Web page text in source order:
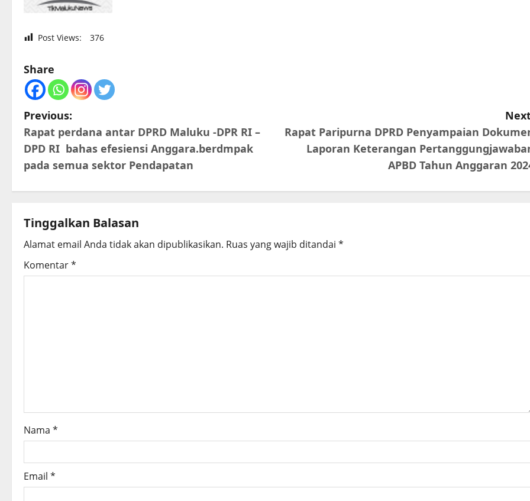
Post Views: 376
Share
P
o
s
t
n
a
v
o
n
Previous:
Rapat perdana antar DPRD Maluku -DPR RI –
DPD RI bahas efesiensi Anggara.berdmpak
pada semua sektor Pendapatan
Rapat Paripurna DPRD Penyampaian
Laporan Keterangan
APBD Tahun Anggaran
Tinggalkan Balasan
Alamat email Anda tidak akan dipublikasikan. Ruas yang wajib ditandai *
Komentar*
Nama *
Email *